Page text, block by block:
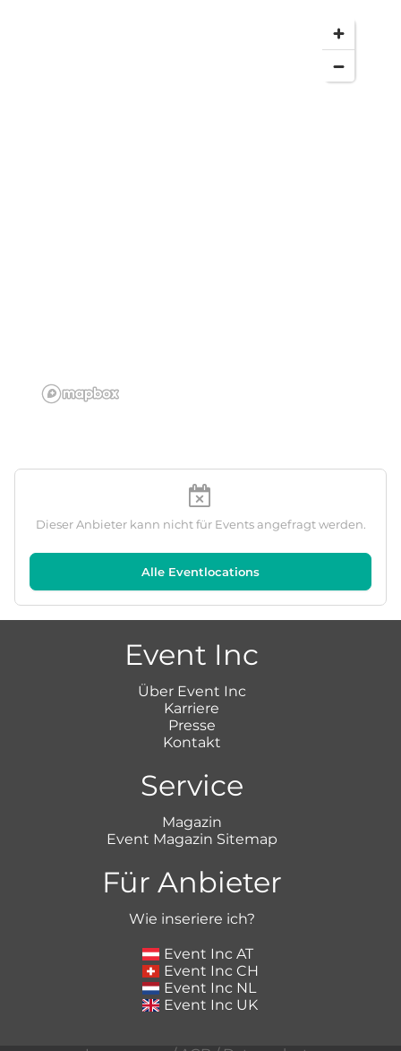
Dieser Anbieter kann nicht für Events angefragt werden.
Alle Eventlocations
Event Inc
Über Event Inc
Karriere
Presse
Kontakt
Service
Magazin
Event Magazin Sitemap
Für Anbieter
Wie inseriere ich?
Event Inc AT
Event Inc CH
Event Inc NL
Event Inc UK